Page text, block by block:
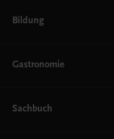
Bildung
AHS
EWF/ZWF
FW
Gastronomie
Getränke
Sachbuch